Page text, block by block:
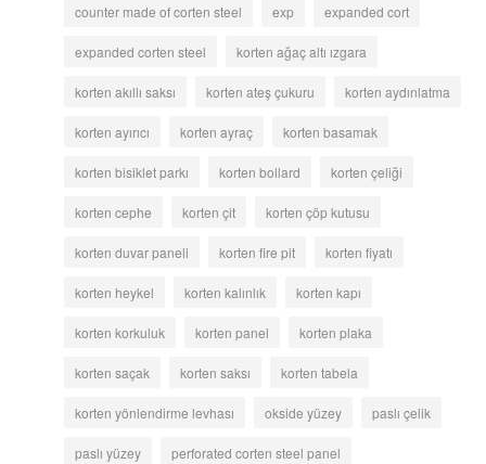
counter made of corten steel exp expanded cort
expanded corten steel korten ağaç altı ızgara
korten akıllı saksı korten ateş çukuru korten aydınlatma
korten ayırıcı korten ayraç korten basamak
korten bisiklet parkı korten bollard korten çeliği
korten cephe korten çit korten çöp kutusu
korten duvar paneli korten fire pit korten fiyatı
korten heykel korten kalınlık korten kapı
korten korkuluk korten panel korten plaka
korten saçak korten saksı korten tabela
korten yönlendirme levhası okside yüzey paslı çelik
paslı yüzey perforated corten steel panel